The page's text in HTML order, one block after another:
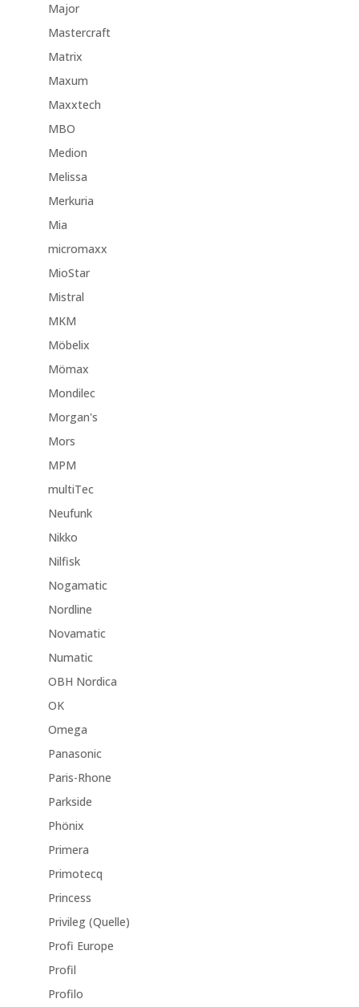
Major
Mastercraft
Matrix
Maxum
Maxxtech
MBO
Medion
Melissa
Merkuria
Mia
micromaxx
MioStar
Mistral
MKM
Möbelix
Mömax
Mondilec
Morgan's
Mors
MPM
multiTec
Neufunk
Nikko
Nilfisk
Nogamatic
Nordline
Novamatic
Numatic
OBH Nordica
OK
Omega
Panasonic
Paris-Rhone
Parkside
Phönix
Primera
Primotecq
Princess
Privileg (Quelle)
Profi Europe
Profil
Profilo